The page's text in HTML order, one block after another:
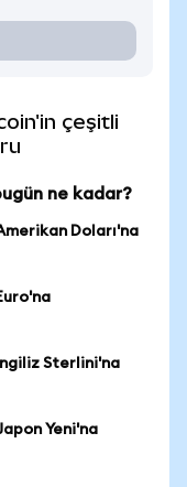
çeşitli
ne kadar?
Doları'na
Sterlini'na
Yeni'na